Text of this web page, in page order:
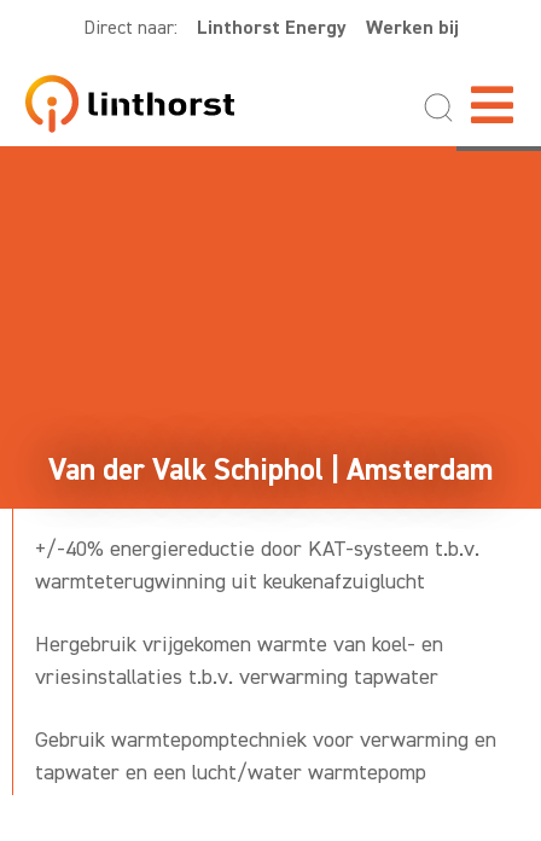
Direct naar: Linthorst Energy Werken bij
Van der Valk Schiphol | Amsterdam
+/-40% energiereductie door KAT-systeem t.b.v.
warmteterugwinning uit keukenafzuiglucht
Hergebruik vrijgekomen warmte van koel- en
vriesinstallaties t.b.v. verwarming tapwater
Gebruik warmtepomptechniek voor verwarming en
tapwater en een lucht/water warmtepomp